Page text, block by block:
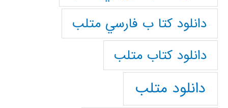
دانلود كتا ب فارسي متلب
دانلود كتاب متلب
دانلود متلب